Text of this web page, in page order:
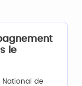
le
National de